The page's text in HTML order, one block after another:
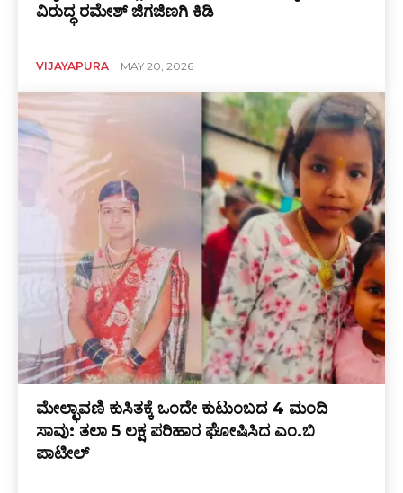
ವಿರುದ್ಧ ರಮೇಶ್ ಜಿಗಜಿಣಗಿ ಕಿಡಿ
VIJAYAPURA MAY 20, 2026
ಮೇಲ್ಛಾವಣಿ ಕುಸಿತಕ್ಕೆ ಒಂದೇ ಕುಟುಂಬದ 4 ಮಂದಿ
ಸಾವು: ತಲಾ 5 ಲಕ್ಷ ಪರಿಹಾರ ಘೋಷಿಸಿದ ಎಂ.ಬಿ
ಪಾಟೀಲ್